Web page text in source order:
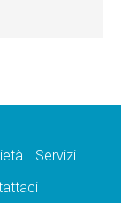
Servizi